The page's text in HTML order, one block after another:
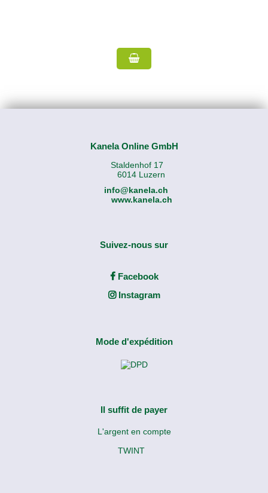
Kanela Online GmbH
Staldenhof 17
6014 Luzern
info@kanela.ch
www.kanela.ch
Suivez-nous sur
Facebook
Instagram
Mode d'expédition
Il suffit de payer
L'argent en compte
TWINT